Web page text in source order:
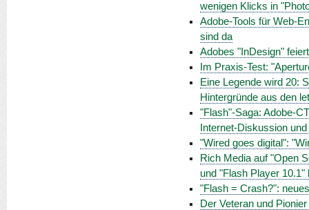
wenigen Klicks in
Adobe-Tools für Web-
sind da
Adobes "InDesign"
Im Praxis-Test:
Eine Legende wird 20:
Hintergründe aus den
"Flash"-Saga: Adobe-
Internet-Diskussion
"Wired goes digital":
Rich Media auf "Open
und "Flash Player
"Flash = Crash?":
Der Veteran und